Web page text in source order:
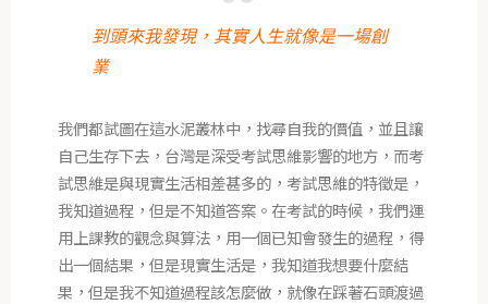
到頭來我發現，其實人生就像是一場創
業
我們都試圖在這水泥叢林中，找尋自我的價值，並且讓
自己生存下去，台灣是深受考試思維影響的地方，而考
試思維是與現實生活相差甚多的，考試思維的特徵是，
我知道過程，但是不知道答案。在考試的時候，我們運
用上課教的觀念與算法，用一個已知會發生的過程，得
出一個結果，但是現實生活是，我知道我想要什麼結
果，但是我不知道過程該怎麼做，就像在踩著石頭渡過